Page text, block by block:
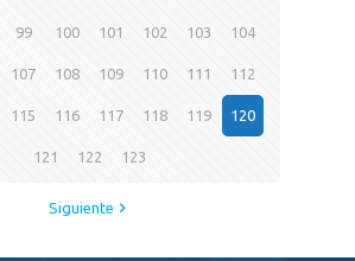
99 100 101 102 103 104
107 108 109 110 111 112
115 116 117 118 119 120
121 122 123
Siguiente